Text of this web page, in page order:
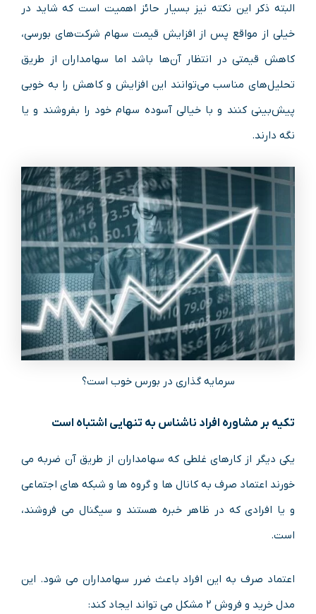
البته ذکر این نکته‌ نیز بسیار حائز اهمیت است که شاید در
خیلی از مواقع پس از افزایش قیمت سهام شرکت‌های بورسی،
کاهش قیمتی در انتظار آن‌ها باشد اما سهامداران از طریق
تحلیل‌های مناسب می‌توانند این افزایش و کاهش را به خوبی
پیش‌بینی کنند و با خیالی آسوده سهام خود را بفروشند و یا
نگه دارند.
سرمایه گذاری در بورس خوب است؟
تکیه بر مشاوره افراد ناشناس به تنهایی اشتباه است
یکی دیگر از کارهای غلطی که سهامداران از طریق آن ضربه می
خورند اعتماد صرف به کانال ها و گروه ها و شبکه های اجتماعی
و یا افرادی که در ظاهر خبره هستند و سیگنال می فروشند،
است.
اعتماد صرف به این افراد باعث ضرر سهامداران می شود. این
مدل خرید و فروش ۲ مشکل می تواند ایجاد کند: